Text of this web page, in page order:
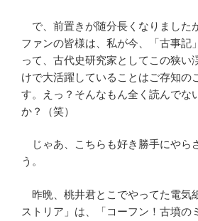
で、前置きが随分長くなりました
ファンの皆様は、私が今、「古事記
って、古代史研究家としてこの狭い
けで大活躍していることはご存知の
す。えっ？そんなもん全く読んでな
か？（笑）
じゃあ、こちらも好き勝手にやら
う。
昨晩、桃井君とこでやってた電気
ストリア」は、「コーフン！古墳の